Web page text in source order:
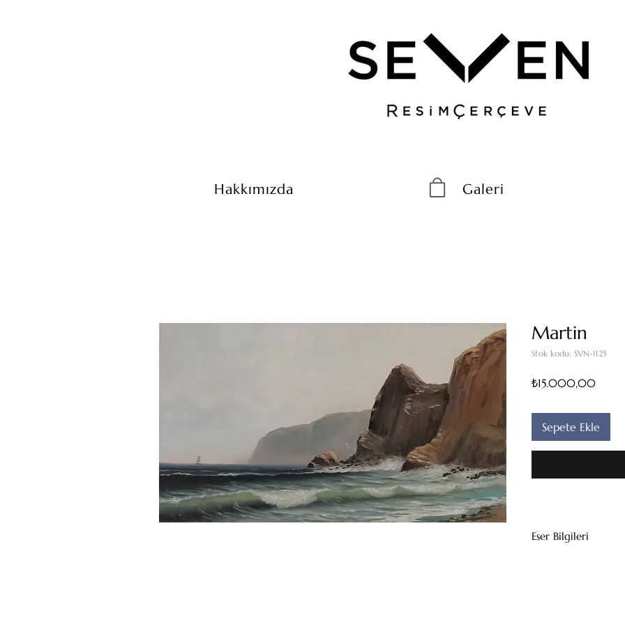
Hakkımızda Galeri
Martin
Stok kodu: SVN-1125
₺15.000,00Fiyat
Sepete Ekle
Eser Bilgileri